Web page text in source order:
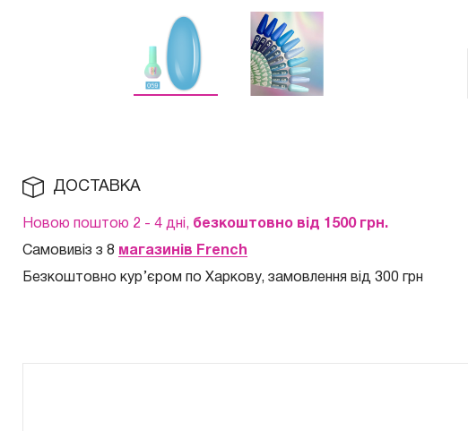
ДОСТАВКА
Новою поштою 2 - 4 дні, безкоштовно від 1500 грн.
Самовивіз з 8 магазинів French
Безкоштовно кур’єром по Харкову, замовлення від 300 грн